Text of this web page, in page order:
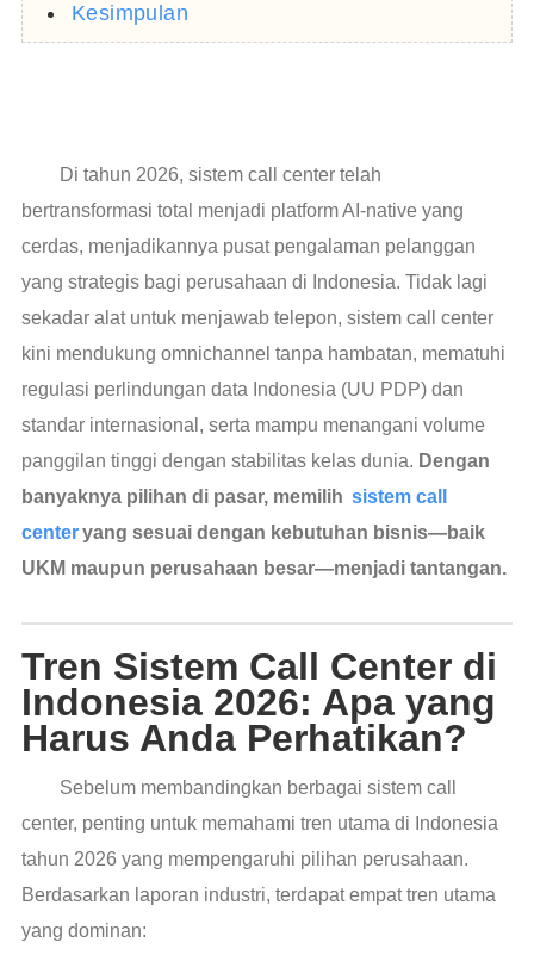
Kesimpulan
Di tahun 2026, sistem call center telah
bertransformasi total menjadi platform AI-native yang
cerdas, menjadikannya pusat pengalaman pelanggan
yang strategis bagi perusahaan di Indonesia. Tidak lagi
sekadar alat untuk menjawab telepon, sistem call center
kini mendukung omnichannel tanpa hambatan, mematuhi
regulasi perlindungan data Indonesia (UU PDP) dan
standar internasional, serta mampu menangani volume
panggilan tinggi dengan stabilitas kelas dunia. Dengan
banyaknya pilihan di pasar, memilih sistem call
centeryang sesuai dengan kebutuhan bisnis—baik
UKM maupun perusahaan besar—menjadi tantangan.
Tren Sistem Call Center di
Indonesia 2026: Apa yang
Harus Anda Perhatikan?
Sebelum membandingkan berbagai sistem call
center, penting untuk memahami tren utama di Indonesia
tahun 2026 yang mempengaruhi pilihan perusahaan.
Berdasarkan laporan industri, terdapat empat tren utama
yang dominan: